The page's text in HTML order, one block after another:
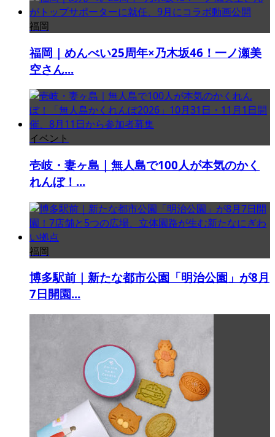
福岡
福岡｜めんべい25周年×乃木坂46！一ノ瀬美
空さん...
イベント
壱岐・妻ヶ島｜無人島で100人が本気のかく
れんぼ！...
福岡
博多駅前｜新たな都市公園「明治公園」が8月
7日開園...